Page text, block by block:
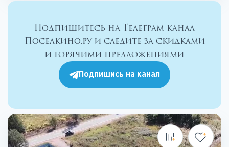
Подпишитесь на Телеграм канал
Поселкино.ру и следите за скидками
и горячими предложениями
Подпишись на канал